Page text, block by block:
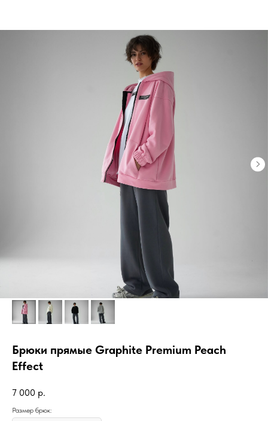
Брюки прямые Graphite Premium Peach
Effect
7 000 р.
Размер брюк: